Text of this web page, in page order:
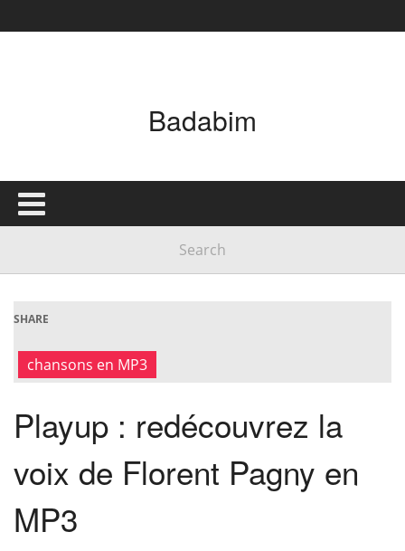
Badabim
SHARE
chansons en MP3
Playup : redécouvrez la
voix de Florent Pagny en
MP3